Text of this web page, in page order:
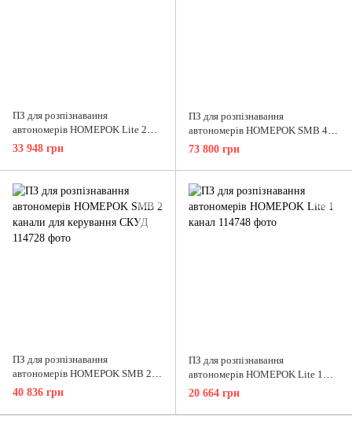
ПЗ для розпізнавання
автономерів HOMEPOK Lite 2
канали
33 948 грн
ПЗ для розпізнавання
автономерів HOMEPOK SMB 4
канали для керування СКУД
73 800 грн
ПЗ для розпізнавання
автономерів HOMEPOK SMB 2
канали для керування СКУД
40 836 грн
ПЗ для розпізнавання
автономерів HOMEPOK Lite 1
канал
20 664 грн